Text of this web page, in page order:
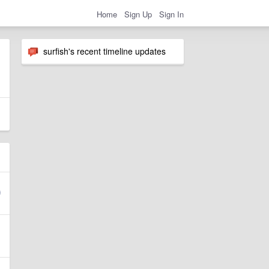
Home Sign Up Sign In
surfish's recent timeline updates